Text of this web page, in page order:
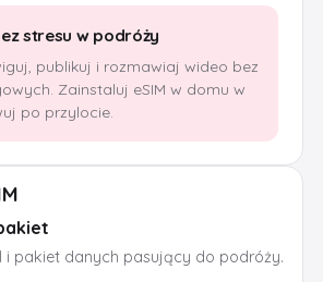
stresu w podróży
publikuj i rozmawiaj wideo bez
Zainstaluj eSIM w domu w
po przylocie.
i pakiet danych pasujący do podróży.